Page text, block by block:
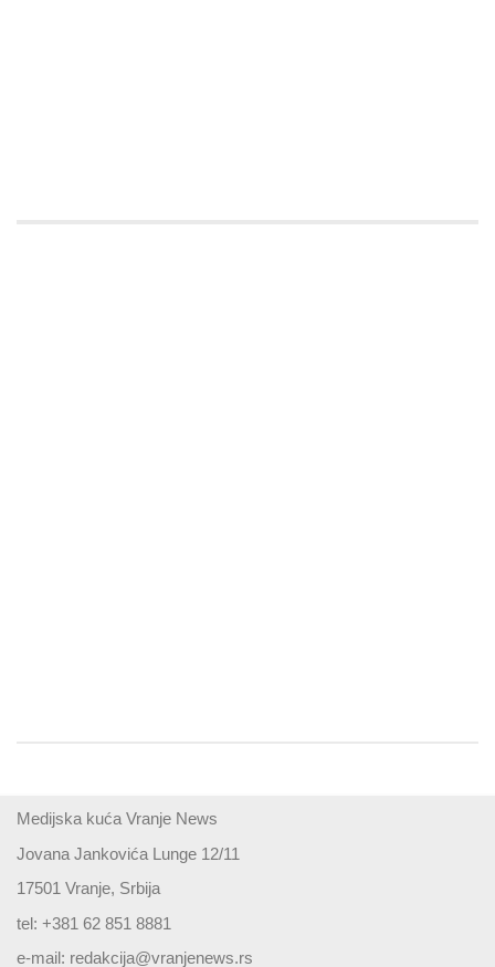
Medijska kuća Vranje News
Jovana Jankovića Lunge 12/11
17501 Vranje, Srbija
tel: +381 62 851 8881
e-mail: redakcija@vranjenews.rs